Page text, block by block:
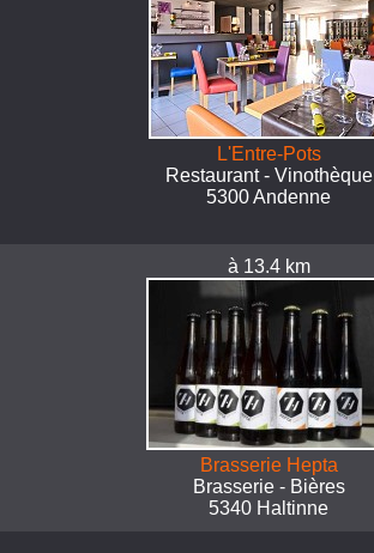
L'Entre-Pots
Restaurant - Vinothèque
5300 Andenne
à 13.4 km
Brasserie Hepta
Brasserie - Bières
5340 Haltinne